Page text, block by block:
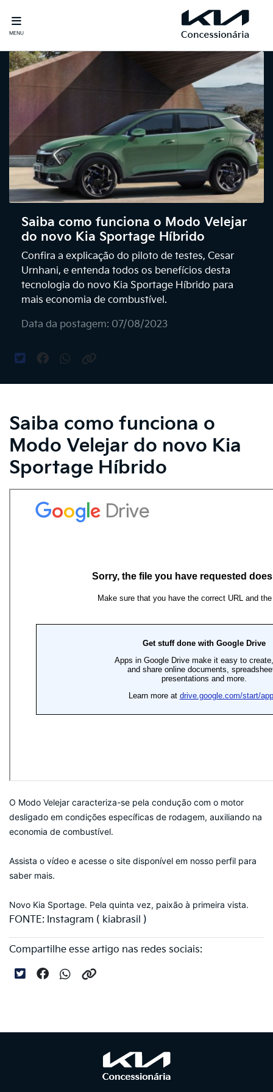
MENU
Saiba como funciona o Modo Velejar
do novo Kia Sportage Híbrido
Confira a explicação do piloto de testes, Cesar
Urnhani, e entenda todos os benefícios desta
tecnologia do novo Kia Sportage Híbrido para
mais economia de combustível.
Data da postagem: 07/08/2023
Saiba como funciona o
Modo Velejar do novo Kia
Sportage Híbrido
O Modo Velejar caracteriza-se pela condução com o motor
desligado em condições específicas de rodagem, auxiliando na
economia de combustível.
Assista o vídeo e acesse o site disponível em nosso perfil para
saber mais.
Novo Kia Sportage. Pela quinta vez, paixão à primeira vista.
FONTE: Instagram ( kiabrasil )
Compartilhe esse artigo nas redes sociais: